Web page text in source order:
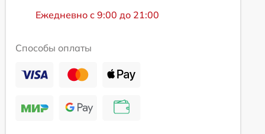
Ежедневно с 9:00 до 21:00
Способы оплаты